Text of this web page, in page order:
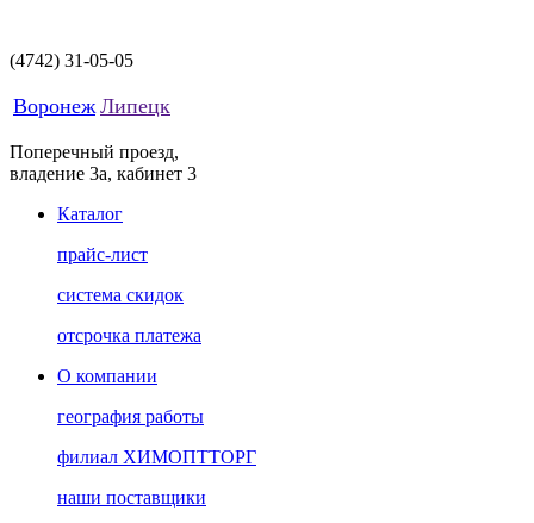
(4742) 31-05-05
Воронеж Липецк
Поперечный проезд,
владение 3а, кабинет 3
Каталог
прайс-лист
система скидок
отсрочка платежа
О компании
география работы
филиал ХИМОПТТОРГ
наши поставщики